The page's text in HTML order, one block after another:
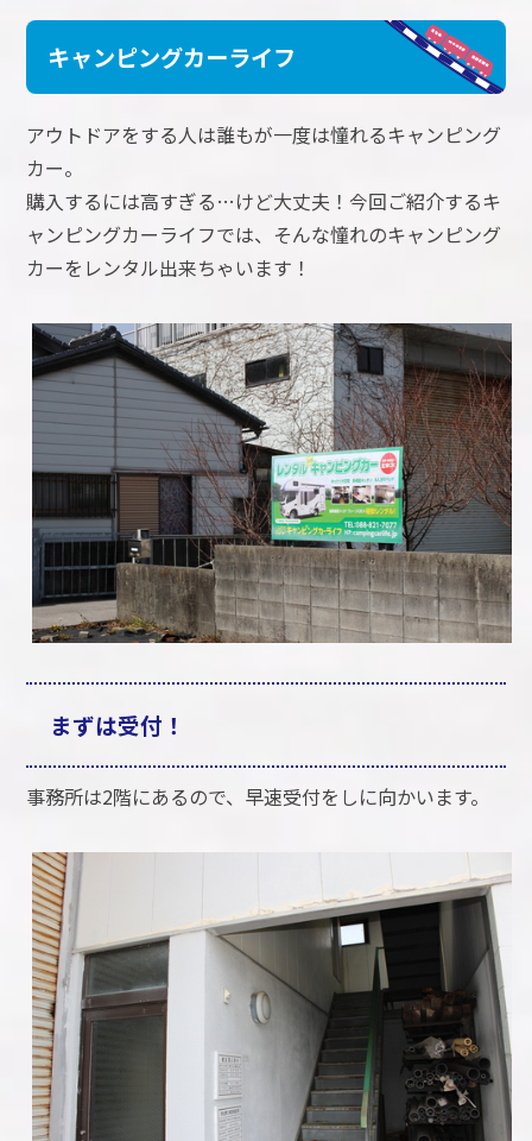
キャンピングカーライフ
アウトドアをする人は誰もが一度は憧れるキャンピング
カー。
購入するには高すぎる…けど大丈夫！今回ご紹介するキ
ャンピングカーライフでは、そんな憧れのキャンピング
カーをレンタル出来ちゃいます！
まずは受付！
事務所は2階にあるので、早速受付をしに向かいます。